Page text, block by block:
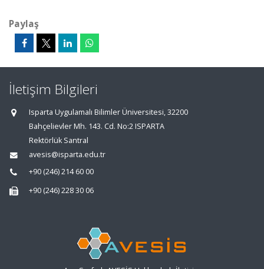
Paylaş
İletişim Bilgileri
Isparta Uygulamalı Bilimler Üniversitesi, 32200
Bahçelievler Mh. 143. Cd. No:2 ISPARTA
Rektörlük Santral
avesis@isparta.edu.tr
+90 (246) 214 60 00
+90 (246) 228 30 06